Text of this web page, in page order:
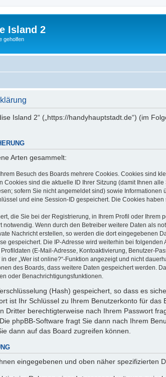
Island 2
geholfen
Island 2“ („https://handyhauptstadt.de“) (im
Arten gesammelt:
Besuch des Boards mehrere Cookies. Cookies sind
Cookies sind die aktuelle ID Ihrer Sitzung (damit Ihnen
sofern Sie nicht angemeldet sind) sowie
und eine Session-ID gespeichert. Die Cookies
die Sie bei der Registrierung, in Ihrem Profil oder
Wenn durch den Betreiber weitere Daten als
Nachricht erstellen, so werden die dort eingegebenen
gespeichert. Die IP-Adresse wird weiterhin bei
(E-Mail-Adresse, Kontoaktivierung, Benutzer-
der „Wer ist online?“-Funktion angezeigt und nicht
des Boards, dass weitere Daten gespeichert werden.
oder Benachrichtigungsfunktionen.
(Hash) gespeichert, so dass es
ist Ihr Schlüssel zu Ihrem Benutzerkonto für
Dritter berechtigterweise nach Ihrem Passwort
phpBB-Software fragt Sie dann nach Ihrem
dann auf das Board zugreifen können.
eingegebenen und oben näher spezifizierten